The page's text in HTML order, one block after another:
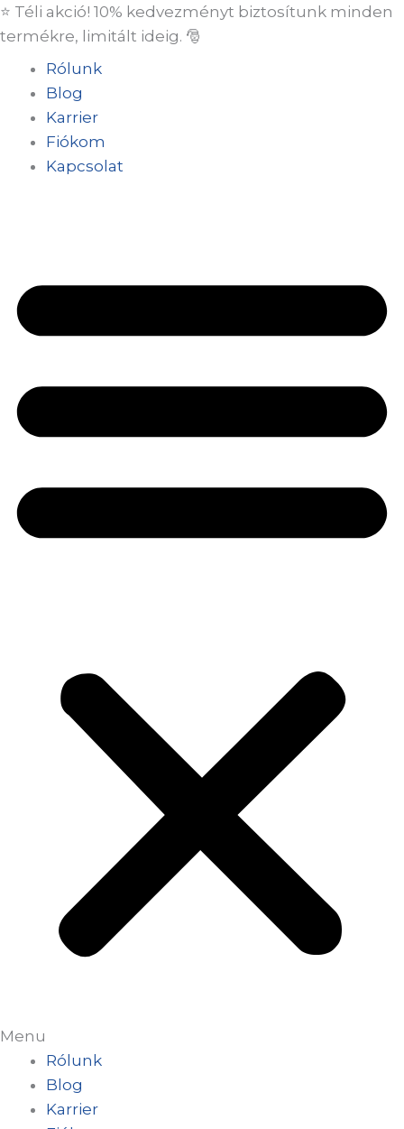
Skip
to
content
⭐ Téli akció! 10% kedvezményt biztosítunk minden
termékre, limitált ideig. 🎅
Rólunk
Blog
Karrier
Fiókom
Kapcsolat
Menu
Rólunk
Blog
Karrier